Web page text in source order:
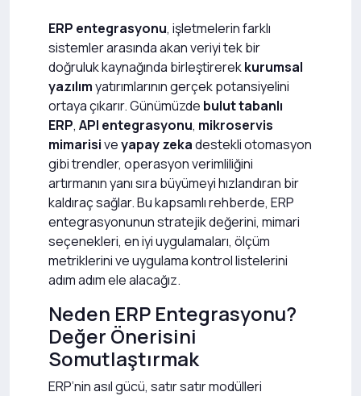
ERP entegrasyonu, işletmelerin farklı
sistemler arasında akan veriyi tek bir
doğruluk kaynağında birleştirerekkurumsal
yazılımyatırımlarının gerçek potansiyelini
ortaya çıkarır. Günümüzde bulut tabanlı
ERP, API entegrasyonu, mikroservis
mimarisiveyapay zekadestekli otomasyon
gibi trendler, operasyon verimliliğini
artırmanın yanı sıra büyümeyi hızlandıran bir
kaldıraç sağlar. Bu kapsamlı rehberde, ERP
entegrasyonunun stratejik değerini, mimari
seçenekleri, en iyi uygulamaları, ölçüm
metriklerini ve uygulama kontrol listelerini
adım adım ele alacağız.
Neden ERP Entegrasyonu?
Değer Önerisini
Somutlaştırmak
ERP’nin asıl gücü, satır satır modülleri